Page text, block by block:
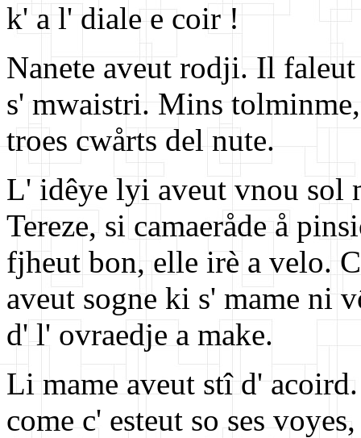
k' a l' diale e coir !
Nanete aveut rodji. Il
s' mwaistri. Mins
troes cwårts del nute.
L' idêye lyi aveut vnou sol
Tereze, si camaeråde å
fjheut bon, elle irè a velo.
aveut sogne ki s' mame ni
d' l' ovraedje a make.
Li mame aveut stî d'
come c' esteut so ses